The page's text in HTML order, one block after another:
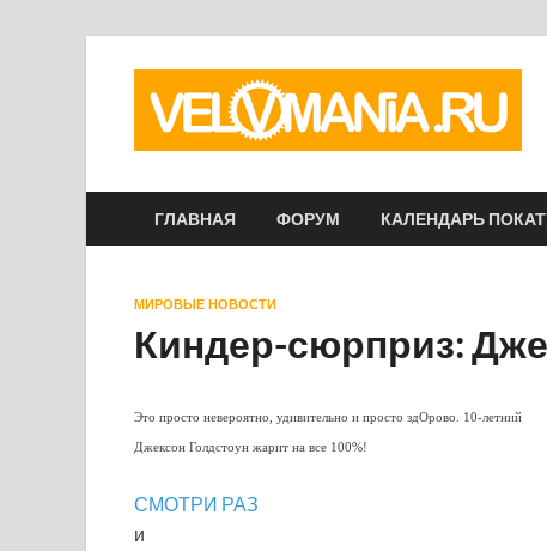
ГЛАВНАЯ ФОРУМ КАЛЕНДАРЬ
МИРОВЫЕ НОВОСТИ
Киндер-сюрприз:
Это просто невероятно, удивительно и просто здОрово. 10-летний
Джексон Голдстоун жарит на все 100%!
СМОТРИ РАЗ
и